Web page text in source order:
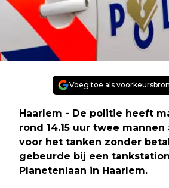
Voeg toe als
Haarlem - De politie heeft
rond 14.15 uur twee
voor het tanken zonder
gebeurde bij een
Planetenlaan in Haarlem.